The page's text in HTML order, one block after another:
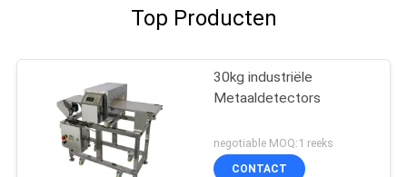
Top Producten
30kg industriële
Metaaldetectors
negotiable MOQ:1 reeks
CONTACT